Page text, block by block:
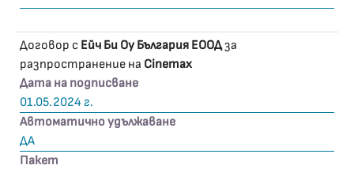
Договор с Ейч Би Оу България ЕООДза
разпространение на Cinemax
Дата на подписване
01.05.2024 г.
Автоматично удължаване
ДА
Пакет